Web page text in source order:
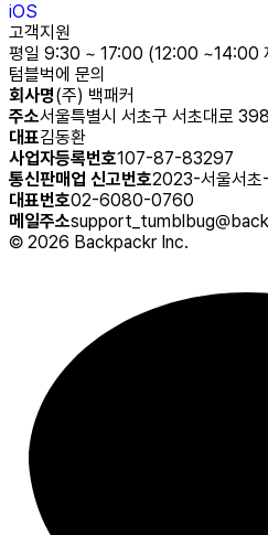
iOS
고객지원
평일 9:30 ~ 17:00 (12:00 ~14:00
텀블벅에 문의
회사명(주) 백패커
주소서울특별시 서초구 서초대로
대표김동환
사업자등록번호107-87-83297
통신판매업 신고번호2023-서울서초
대표번호02-6080-0760
메일주소
© 2026 Backpackr Inc.